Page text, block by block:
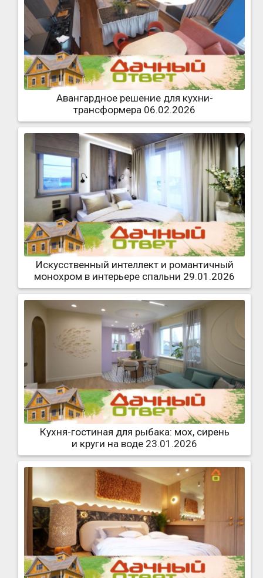
Авангардное решение для кухни-
трансформера 06.02.2026
Искусственный интеллект и романтичный
монохром в интерьере спальни 29.01.2026
Кухня-гостиная для рыбака: мох, сирень
и круги на воде 23.01.2026